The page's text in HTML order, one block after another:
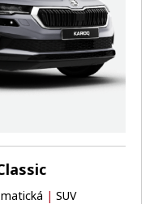
| SUV